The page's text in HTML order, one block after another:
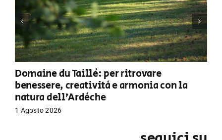
Domaine du Taillé: per ritrovare
benessere, creatività e armonia con la
natura dell’Ardèche
1 Agosto 2026